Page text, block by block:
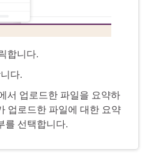
합니다.
다.
서 업로드한 파일을 요약하
업로드한 파일에 대한 요약
를 선택합니다.